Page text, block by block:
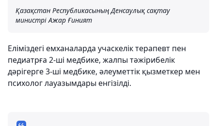
Қазақстан Республикасының Денсаулық сақтау
министрі Ажар Ғиният
Еліміздегі емханаларда учаскелік терапевт пен
педиатрға 2-ші медбике, жалпы тәжірибелік
дәрігерге 3-ші медбике, әлеуметтік қызметкер мен
психолог лауазымдары енгізілді.